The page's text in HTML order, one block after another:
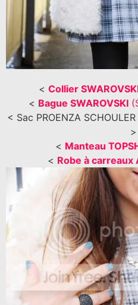
< Collier
< Bague SWAROVSKI
< Sac PROENZA
>
< Manteau
< Robe à carreaux